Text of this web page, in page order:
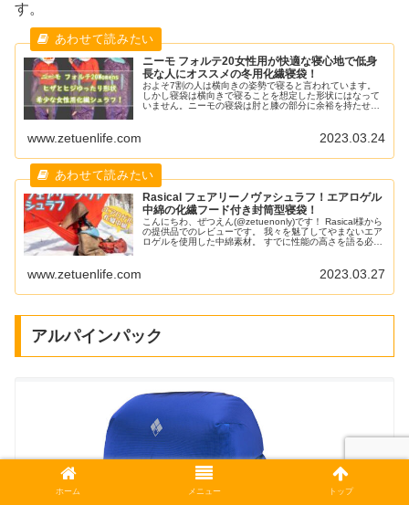
す。
ニーモ フォルテ20女性用が快適な寝心地で低身
長な人にオススメの冬用化繊寝袋！
およそ7割の人は横向きの姿勢で寝ると言われています。
しかし寝袋は横向きで寝ることを想定した形状にはなって
いません。ニーモの寝袋は肘と膝の部分に余裕を持たせる
今回はニーモのフォルテ20女性用を選んだ理由、レビュ
www.zetuenlife.com 2023.03.24
Rasical フェアリーノヴァシュラフ！エアロゲル
中綿の化繊フード付き封筒型寝袋！
こんにちわ、ぜつえん(@zetuenonly)です！ Rasical様から
の提供品でのレビューです。 我々を魅了してやまないエア
ロゲルを使用した中綿素材。 すでに性能の高さを語る必要
はRasicalのエアロゲル中綿を使ったシュラフをレビューし
www.zetuenlife.com 2023.03.27
アルパインパック
ホーム メニュー トップ